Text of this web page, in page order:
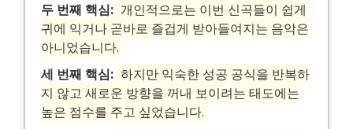
두 번째 핵심: 개인적으로는 이번 신곡들이 쉽게
귀에 익거나 곧바로 즐겁게 받아들여지는 음악은
아니었습니다.
세 번째 핵심: 하지만 익숙한 성공 공식을 반복하
지 않고 새로운 방향을 꺼내 보이려는 태도에는
높은 점수를 주고 싶었습니다.